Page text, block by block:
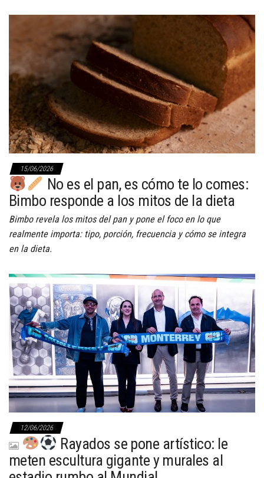
15/06/2026
No es el pan, es cómo te lo comes:
Bimbo responde a los mitos de la dieta
Bimbo revela los mitos del pan y pone el foco en lo que
realmente importa: tipo, porción, frecuencia y cómo se integra
en la dieta.
12/06/2026
Rayados se pone artístico: le
meten escultura gigante y murales al